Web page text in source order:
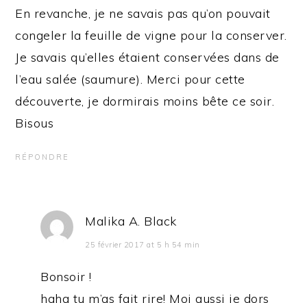
En revanche, je ne savais pas qu’on pouvait
congeler la feuille de vigne pour la conserver.
Je savais qu’elles étaient conservées dans de
l’eau salée (saumure). Merci pour cette
découverte, je dormirais moins bête ce soir.
Bisous
RÉPONDRE
Malika A. Black
25 février 2017 at 5 h 54 min
Bonsoir !
haha tu m’as fait rire! Moi aussi je dors